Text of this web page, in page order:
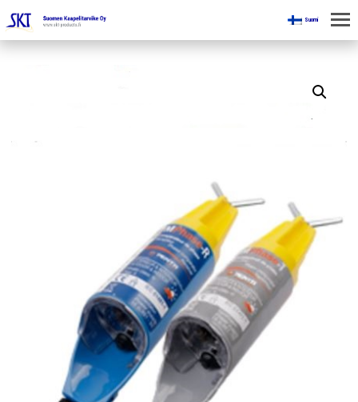
Suomi
TUOTTEET
KAAPELINKÄSITTELYLAITTEET
JÄNNITETYÖLINJAVARUSTEET
KAIVOSTEOLLISUUDEN LAITTEET
ESITTEET
YRITYS